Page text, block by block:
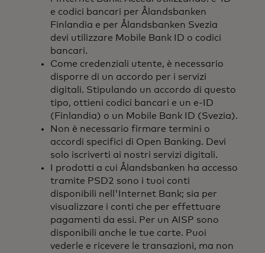
e codici bancari per Ålandsbanken
Finlandia e per Ålandsbanken Svezia
devi utilizzare Mobile Bank ID o codici
bancari.
Come credenziali utente, è necessario
disporre di un accordo per i servizi
digitali. Stipulando un accordo di questo
tipo, ottieni codici bancari e un e-ID
(Finlandia) o un Mobile Bank ID (Svezia).
Non è necessario firmare termini o
accordi specifici di Open Banking. Devi
solo iscriverti ai nostri servizi digitali.
I prodotti a cui Ålandsbanken ha accesso
tramite PSD2 sono i tuoi conti
disponibili nell'Internet Bank; sia per
visualizzare i conti che per effettuare
pagamenti da essi. Per un AISP sono
disponibili anche le tue carte. Puoi
vederle e ricevere le transazioni, ma non